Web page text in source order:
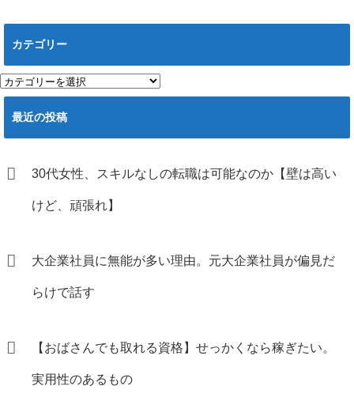
カテゴリー
カ
テ
最近の投稿
30代女性、スキルなしの転職は可能なのか【壁は高い
けど、頑張れ】
大企業社員に無能が多い理由。元大企業社員が偏見だ
らけで話す
【おばさんでも取れる資格】せっかくなら稼ぎたい。
実用性のあるもの